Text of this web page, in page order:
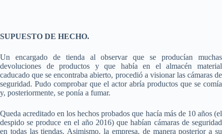
SUPUESTO DE HECHO.
Un encargado de tienda al observar que se producían muchas
devoluciones de productos y que había en el almacén material
caducado que se encontraba abierto, procedió a visionar las cámaras de
seguridad. Pudo comprobar que el actor abría productos que se comía
y, posteriormente, se ponía a fumar.
Queda acreditado en los hechos probados que hacía más de 10 años (el
despido se produce en el año 2016) que habían cámaras de seguridad
en todas las tiendas. Asimismo, la empresa, de manera posterior a su